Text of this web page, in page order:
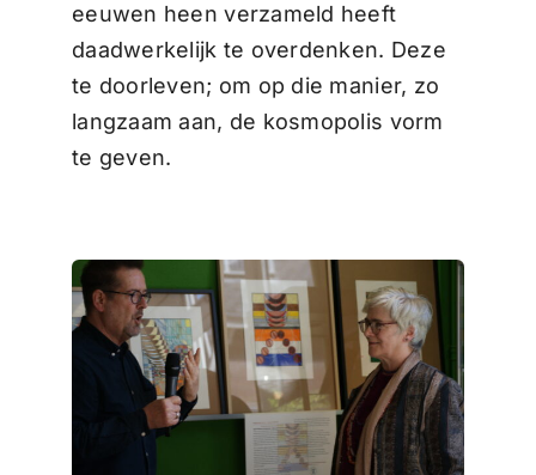
eeuwen heen verzameld heeft
daadwerkelijk te overdenken. Deze
te doorleven; om op die manier, zo
langzaam aan, de kosmopolis vorm
te geven.